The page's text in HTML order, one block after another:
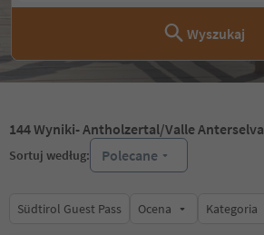
Wyszukaj
144Wyniki- Antholzertal/Valle Anterselva
Sortuj według: Polecane
Südtirol Guest Pass Ocena Kategoria